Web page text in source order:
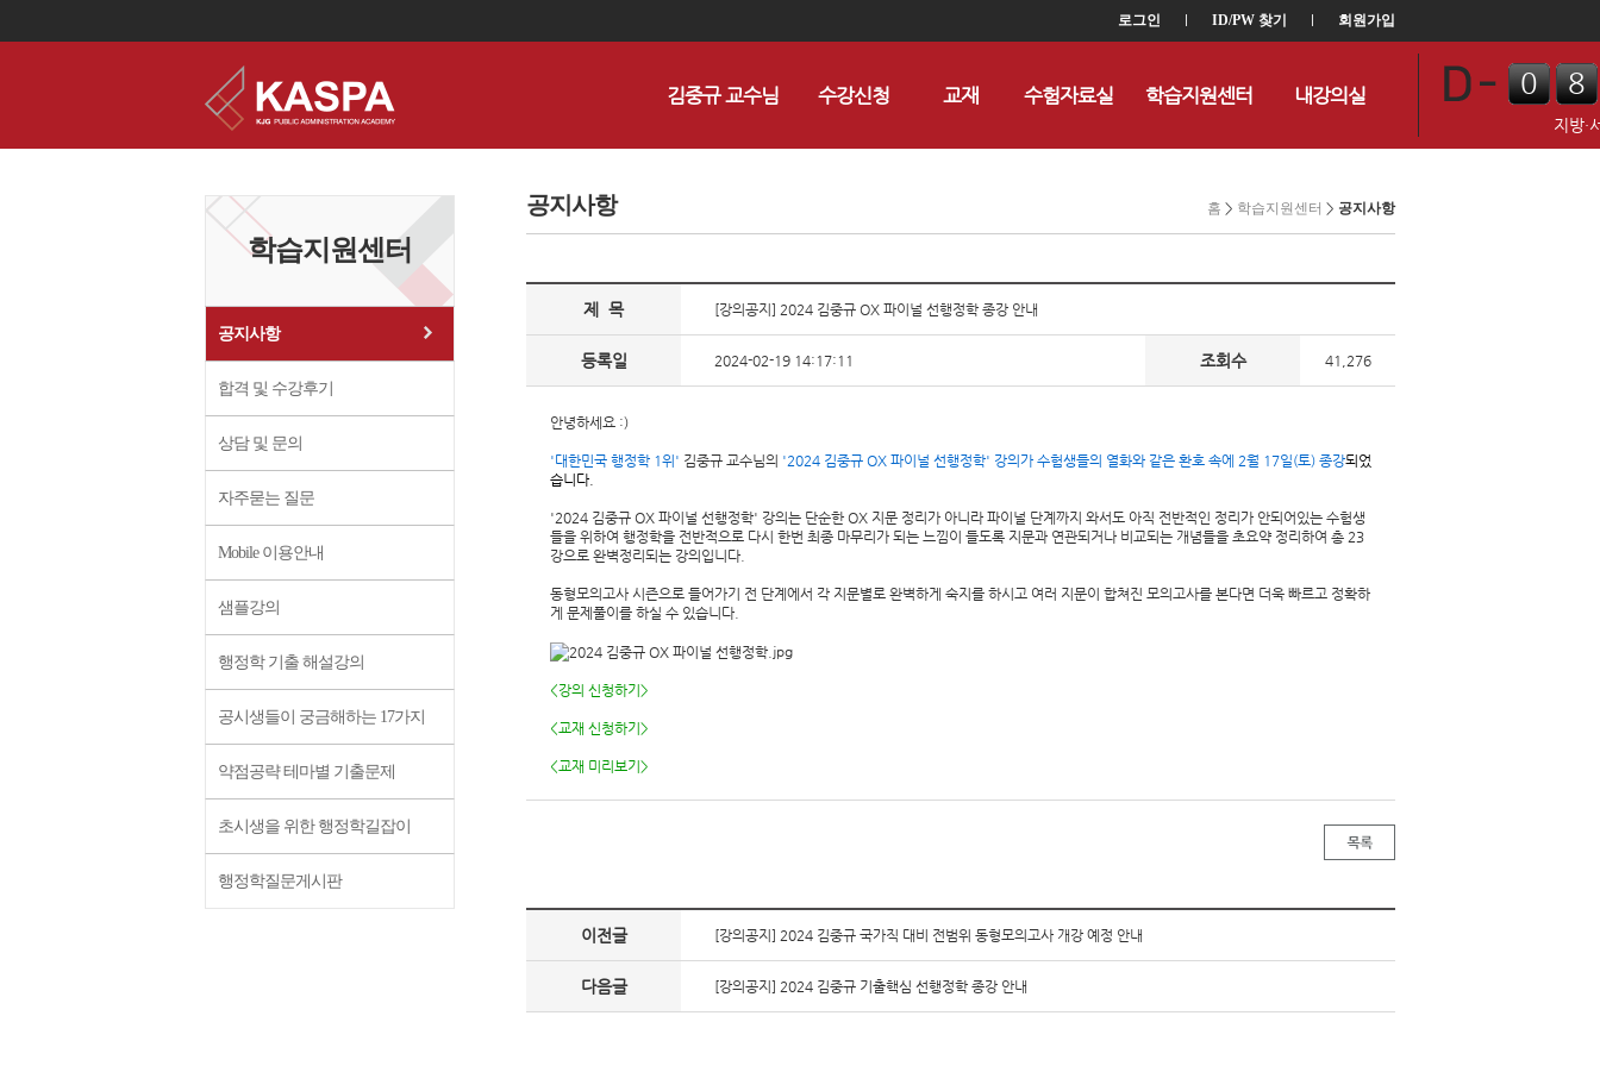
로그인 ID/PW 찾기 회원가입
0
8
4
지방·
김중규 교수님 수강신청 교재 수험자료실 학습지원센터 내강의실
학습지원센터
공지사항
합격 및 수강후기
상담 및 문의
자주묻는 질문
Mobile 이용안내
샘플강의
행정학 기출 해설강의
공시생들이 궁금해하는 17가지
약점공략 테마별 기출문제
초시생을 위한 행정학길잡이
행정학질문게시판
공지사항 홈 > 학습지원센터 > 공지사항
제 목 [강의공지] 2024 김중규 OX 파이널 선행정학 종강 안내
등록일 2024-02-19 14:17:11 조회수 41,276
안녕하세요 :)
'대한민국 행정학 1위' 김중규 교수님의 '2024 김중규 OX 파이널 선행정학' 강의가 수험생들의 열화와 같은 환호 속에 2월 17일(토) 종강되었
습니다.
'2024 김중규 OX 파이널 선행정학' 강의는 단순한 OX 지문 정리가 아니라 파이널 단계까지 와서도 아직 전반적인 정리가 안되어있는 수험생
들을 위하여 행정학을 전반적으로 다시 한번 최종 마무리가 되는 느낌이 들도록 지문과 연관되거나 비교되는 개념들을 초요약 정리하여 총 23
강으로 완벽정리되는 강의입니다.
동형모의고사 시즌으로 들어가기 전 단계에서 각 지문별로 완벽하게 숙지를 하시고 여러 지문이 합쳐진 모의고사를 본다면 더욱 빠르고 정확하
게 문제풀이를 하실 수 있습니다.
<강의 신청하기>
<교재 신청하기>
<교재 미리보기>
이전글 [강의공지] 2024 김중규 국가직 대비 전범위 동형모의고사 개강 예정 안내
다음글 [강의공지] 2024 김중규 기출핵심 선행정학 종강 안내